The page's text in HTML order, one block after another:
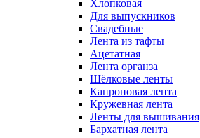
Хлопковая
Для выпускников
Свадебные
Лента из тафты
Ацетатная
Лента органза
Шёлковые ленты
Капроновая лента
Кружевная лента
Ленты для вышивания
Бархатная лента